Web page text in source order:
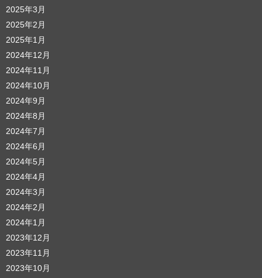
2025年3月
2025年2月
2025年1月
2024年12月
2024年11月
2024年10月
2024年9月
2024年8月
2024年7月
2024年6月
2024年5月
2024年4月
2024年3月
2024年2月
2024年1月
2023年12月
2023年11月
2023年10月